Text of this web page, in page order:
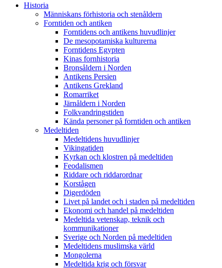
Historia
Människans förhistoria och stenåldern
Forntiden och antiken
Forntidens och antikens huvudlinjer
De mesopotamiska kulturerna
Forntidens Egypten
Kinas fornhistoria
Bronsåldern i Norden
Antikens Persien
Antikens Grekland
Romarriket
Järnåldern i Norden
Folkvandringstiden
Kända personer på forntiden och antiken
Medeltiden
Medeltidens huvudlinjer
Vikingatiden
Kyrkan och klostren på medeltiden
Feodalismen
Riddare och riddarordnar
Korstågen
Digerdöden
Livet på landet och i staden på medeltiden
Ekonomi och handel på medeltiden
Medeltida vetenskap, teknik och
kommunikationer
Sverige och Norden på medeltiden
Medeltidens muslimska värld
Mongolerna
Medeltida krig och försvar